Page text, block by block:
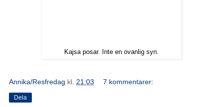
Kajsa posar. Inte en ovanlig syn.
Annika/Resfredag kl. 21:03 7 kommentarer:
Dela